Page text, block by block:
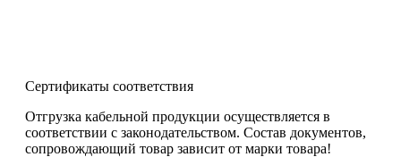
Сертификаты соответствия
Отгрузка кабельной продукции осуществляется в
соответствии с законодательством. Состав документов,
сопровождающий товар зависит от марки товара!